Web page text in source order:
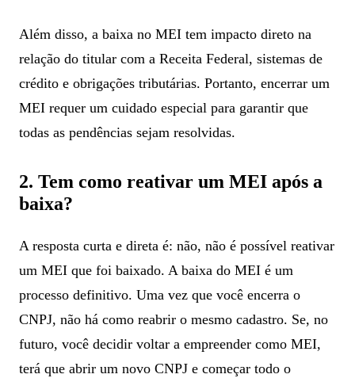
Além disso, a baixa no MEI tem impacto direto na
relação do titular com a Receita Federal, sistemas de
crédito e obrigações tributárias. Portanto, encerrar um
MEI requer um cuidado especial para garantir que
todas as pendências sejam resolvidas.
2. Tem como reativar um MEI após a
baixa?
A resposta curta e direta é: não, não é possível reativar
um MEI que foi baixado. A baixa do MEI é um
processo definitivo. Uma vez que você encerra o
CNPJ, não há como reabrir o mesmo cadastro. Se, no
futuro, você decidir voltar a empreender como MEI,
terá que abrir um novo CNPJ e começar todo o